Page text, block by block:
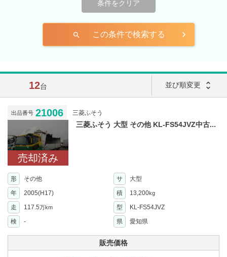
条件をクリア
search この条件で検索する
12台 並び順変更 unfold_more
出品番号 21006 三菱ふそう
売却済み
三菱ふそう 大型 その他 KL-FS54JVZ中古...
形 その他 サ
大型
年
2005(H17) 積 13,200kg
走 117.5万km 型
KL-FS54JVZ
検
- 県 愛知県
販売価格